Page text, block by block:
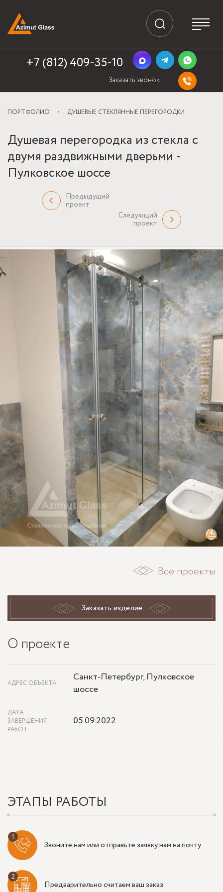
+7 (812) 409-35-10
Заказать звонок
ПОРТФОЛИО ДУШЕВЫЕ СТЕКЛЯННЫЕ ПЕРЕГОРОДКИ
Душевая перегородка из стекла с
двумя раздвижными дверьми -
Пулковское шоссе
Предыдущий
проект
Следующий
проект
Все проекты
Заказать изделие
О проекте
АДРЕС ОБЪЕКТА:
Санкт-Петербург, Пулковское
шоссе
ДАТА
ЗАВЕРШЕНИЯ
РАБОТ:
05.09.2022
ЭТАПЫ РАБОТЫ
Звоните нам или отправьте заявку нам на почту
Предварительно считаем ваш заказ